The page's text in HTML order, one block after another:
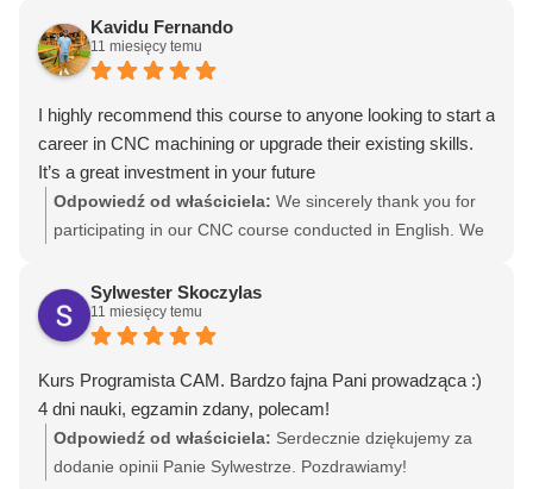
mieliśmy okazję programować maszyny zarówno g-
kodem jak i cyklami zapisanymi w maszynie. Na pamiątkę
dostałem detal który wykonaliśmy na jednej z maszyn, a
Michał "sprzedał" nam kilka swoich prywatnych
lifehacków, które na pewno przydadzą się w przyszłej
pracy na maszynach CNC.
Kavidu Fernando
11 miesięcy temu
I highly recommend this course to anyone looking to start a
career in CNC machining or upgrade their existing skills.
It’s a great investment in your future
Odpowiedź od właściciela: We sincerely thank you for
participating in our CNC course conducted in English. We
us.
Sylwester Skoczylas
11 miesięcy temu
Kurs Programista CAM. Bardzo fajna Pani prowadząca :)
4 dni nauki, egzamin zdany, polecam!
Odpowiedź od właściciela: Serdecznie dziękujemy za
dodanie opinii Panie Sylwestrze. Pozdrawiamy!